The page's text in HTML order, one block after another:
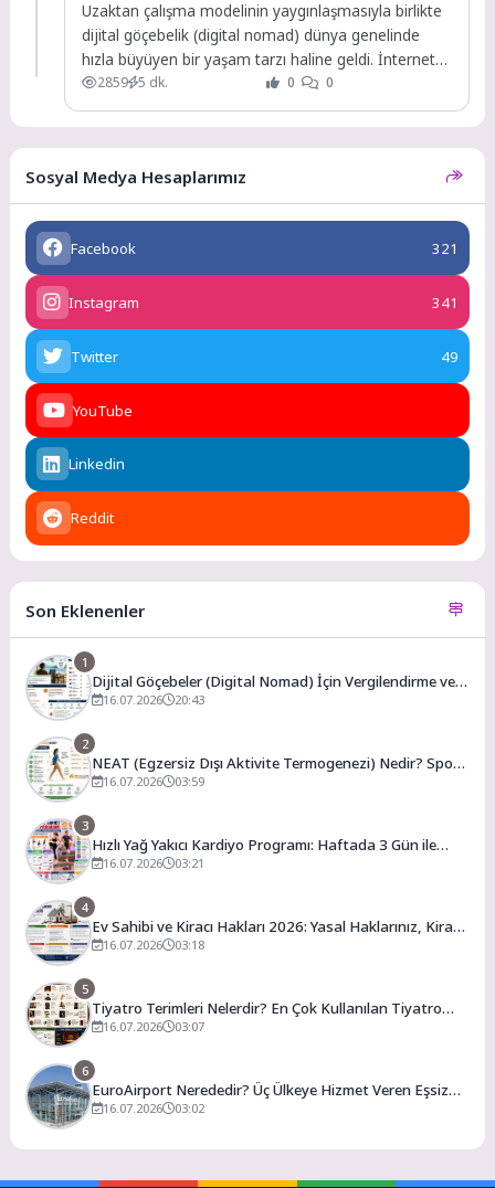
Uzaktan çalışma modelinin yaygınlaşmasıyla birlikte
dijital göçebelik (digital nomad) dünya genelinde
hızla büyüyen bir yaşam tarzı haline geldi. İnternet
bağlantısının...
2859 5 dk. 0 0
Sosyal Medya Hesaplarımız
Facebook 321
Instagram 341
Twitter 49
YouTube
Linkedin
Reddit
Son Eklenenler
1
Dijital Göçebeler (Digital Nomad) İçin Vergilendirme ve
En Uygun Vergili Ülkeler
16.07.2026 20:43
2
NEAT (Egzersiz Dışı Aktivite Termogenezi) Nedir? Spor
Salonuna Gitmeden Günlük Kalori Yakımınızı Artırmanın
16.07.2026 03:59
3
Hızlı Yağ Yakıcı Kardiyo Programı: Haftada 3 Gün ile
Evde Forma Girme Formülü
16.07.2026 03:21
4
Ev Sahibi ve Kiracı Hakları 2026: Yasal Haklarınız, Kira
Artış Sınırları ve Bilmeniz Gerekenler
16.07.2026 03:18
5
Tiyatro Terimleri Nelerdir? En Çok Kullanılan Tiyatro
Kavramları ve Anlamları
16.07.2026 03:07
6
EuroAirport Nerededir? Üç Ülkeye Hizmet Veren Eşsiz
Havalimanı Rehberi
16.07.2026 03:02